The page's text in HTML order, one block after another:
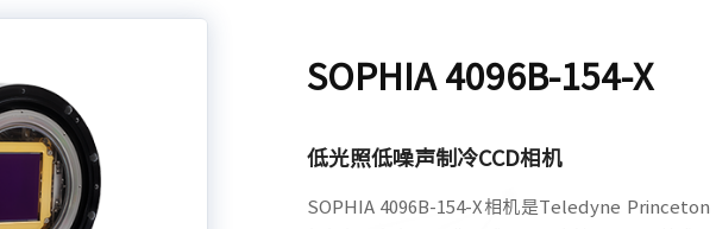
SOPHIA 4096B-154-X
低光照低噪声制冷CCD相机
SOPHIA 4096B-154-X相机是Teledyne